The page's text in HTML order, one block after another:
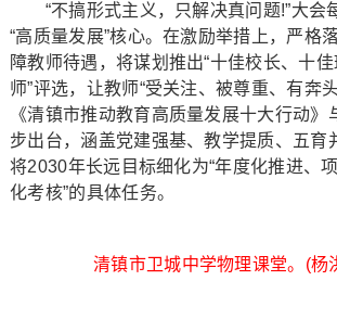
“不搞形式主义，只解决真问题!”大会
“高质量发展”核心。在激励举措上，严格
障教师待遇，将谋划推出“十佳校长、十
师”评选，让教师“受关注、被尊重、有奔
《清镇市推动教育高质量发展十大行动》
步出台，涵盖党建强基、教学提质、五育
将2030年长远目标细化为“年度化推进、
化考核”的具体任务。
清镇市卫城中学物理课堂。(杨